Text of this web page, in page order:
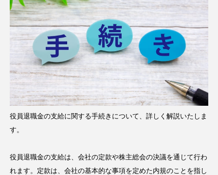
役員退職金の支給に関する手続きについて、詳しく解説いたしま
す。
役員退職金の支給は、会社の定款や株主総会の決議を通じて行わ
れます。定款は、会社の基本的な事項を定めた内規のことを指し